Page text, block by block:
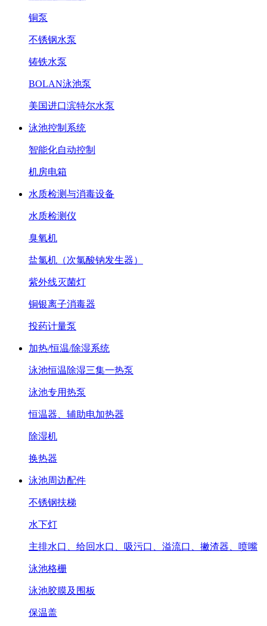
铜泵
不锈钢水泵
铸铁水泵
BOLAN泳池泵
美国进口滨特尔水泵
泳池控制系统
智能化自动控制
机房电箱
水质检测与消毒设备
水质检测仪
臭氧机
盐氯机（次氯酸钠发生器）
紫外线灭菌灯
铜银离子消毒器
投药计量泵
加热/恒温/除湿系统
泳池恒温除湿三集一热泵
泳池专用热泵
恒温器、辅助电加热器
除湿机
换热器
泳池周边配件
不锈钢扶梯
水下灯
主排水口、给回水口、吸污口、溢流口、撇渣器、喷嘴
泳池格栅
泳池胶膜及围板
保温盖